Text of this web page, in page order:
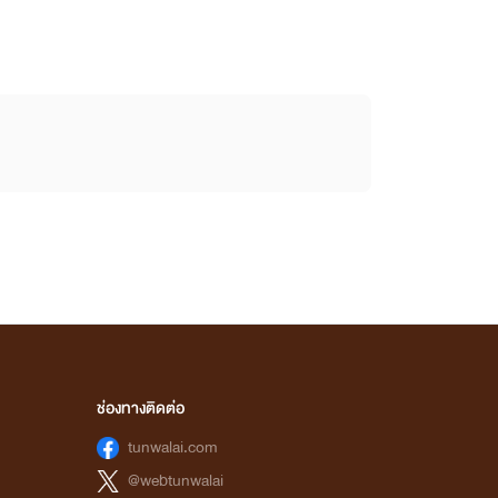
ช่องทางติดต่อ
tunwalai.com
@webtunwalai